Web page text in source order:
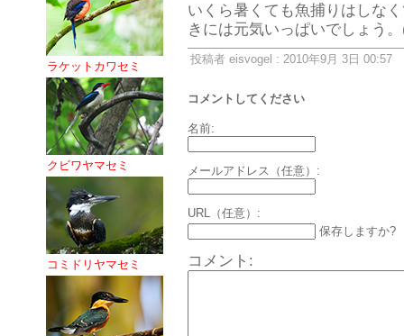
ラケットカワセミ
クビワヤマセミ
コミドリヤマセミ
いくら暑くても魚捕りはしな
きには元気いっぱいでしょう
投稿者 eisvogel : 2010年9月 3日 00:57
コメントしてください
名前:
メールアドレス（任意）:
URL（任意）:
保存しますか?
コメント: